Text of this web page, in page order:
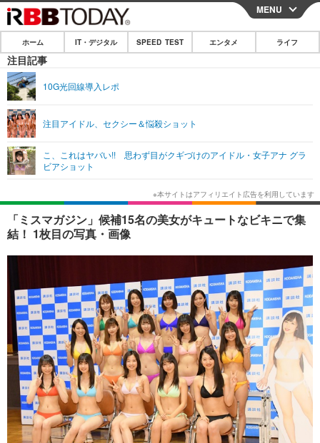
CLOSE
ホーム
IT・デジタル
ショッピング その他
SPEED TEST
エンタメ
エンタメTOP
韓国・芸能
音楽 スポーツ
その他
ライフ
ライフTOP グルメ
ペット ショッピング
その他
リリース一覧
プッシュ通知の停止方法
MENU
ホーム IT・デジタル SPEED TEST エンタメ ライフ
注目記事
10G光回線導入レポ
注目アイドル、セクシー＆悩殺ショット
こ、これはヤバい!! 思わず目がクギづけのアイドル・女子アナ グラ
ビアショット
「ミスマガジン」候補15名の美女がキュートなビキニで集
結！ 1枚目の写真・画像